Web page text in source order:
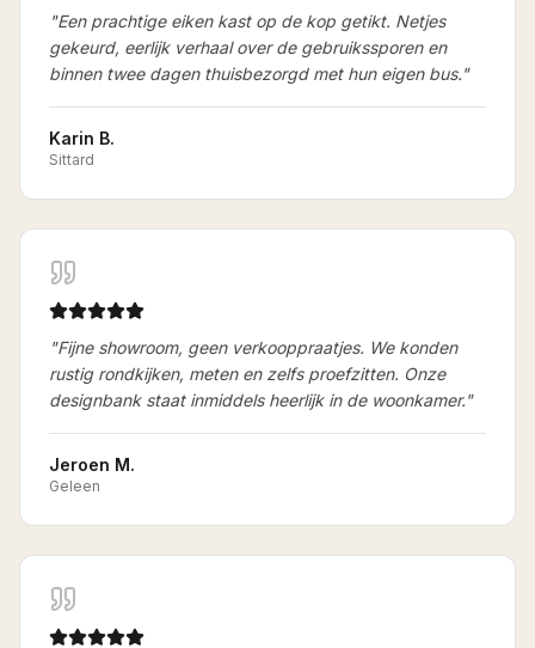
"Een prachtige eiken kast op de kop getikt. Netjes
gekeurd, eerlijk verhaal over de gebruikssporen en
binnen twee dagen thuisbezorgd met hun eigen bus."
Karin B.
Sittard
"Fijne showroom, geen verkooppraatjes. We konden
rustig rondkijken, meten en zelfs proefzitten. Onze
designbank staat inmiddels heerlijk in de woonkamer."
Jeroen M.
Geleen